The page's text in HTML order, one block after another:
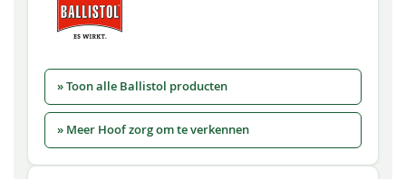
» Toon alle Ballistol producten
» Meer Hoof zorg om te verkennen